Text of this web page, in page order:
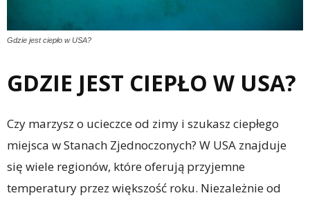
Gdzie jest ciepło w USA?
GDZIE JEST CIEPŁO W USA?
Czy marzysz o ucieczce od zimy i szukasz ciepłego
miejsca w Stanach Zjednoczonych? W USA znajduje
się wiele regionów, które oferują przyjemne
temperatury przez większość roku. Niezależnie od